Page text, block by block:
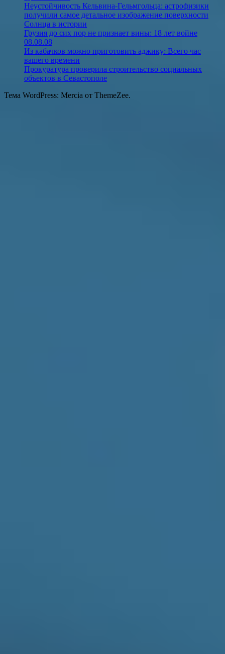
Неустойчивость Кельвина-Гельмгольца: астрофизики
получили самое детальное изображение поверхности
Солнца в истории
Грузия до сих пор не признает вины: 18 лет войне
08.08.08
Из кабачков можно приготовить аджику: Всего час
вашего времени
Прокуратура проверила строительство социальных
объектов в Севастополе
Тема WordPress: Mercia от ThemeZee.